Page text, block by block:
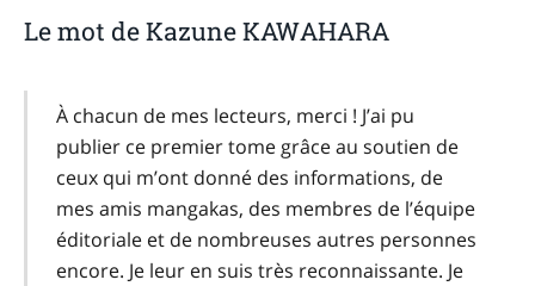
Le mot de Kazune KAWAHARA
À chacun de mes lecteurs, merci ! J’ai pu
publier ce premier tome grâce au soutien de
ceux qui m’ont donné des informations, de
mes amis mangakas, des membres de l’équipe
éditoriale et de nombreuses autres personnes
encore. Je leur en suis très reconnaissante. Je